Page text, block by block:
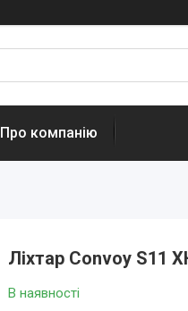
Про компанію
Ліхтар Convoy S11
В наявності